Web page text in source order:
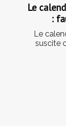
Le
:
Le
suscite